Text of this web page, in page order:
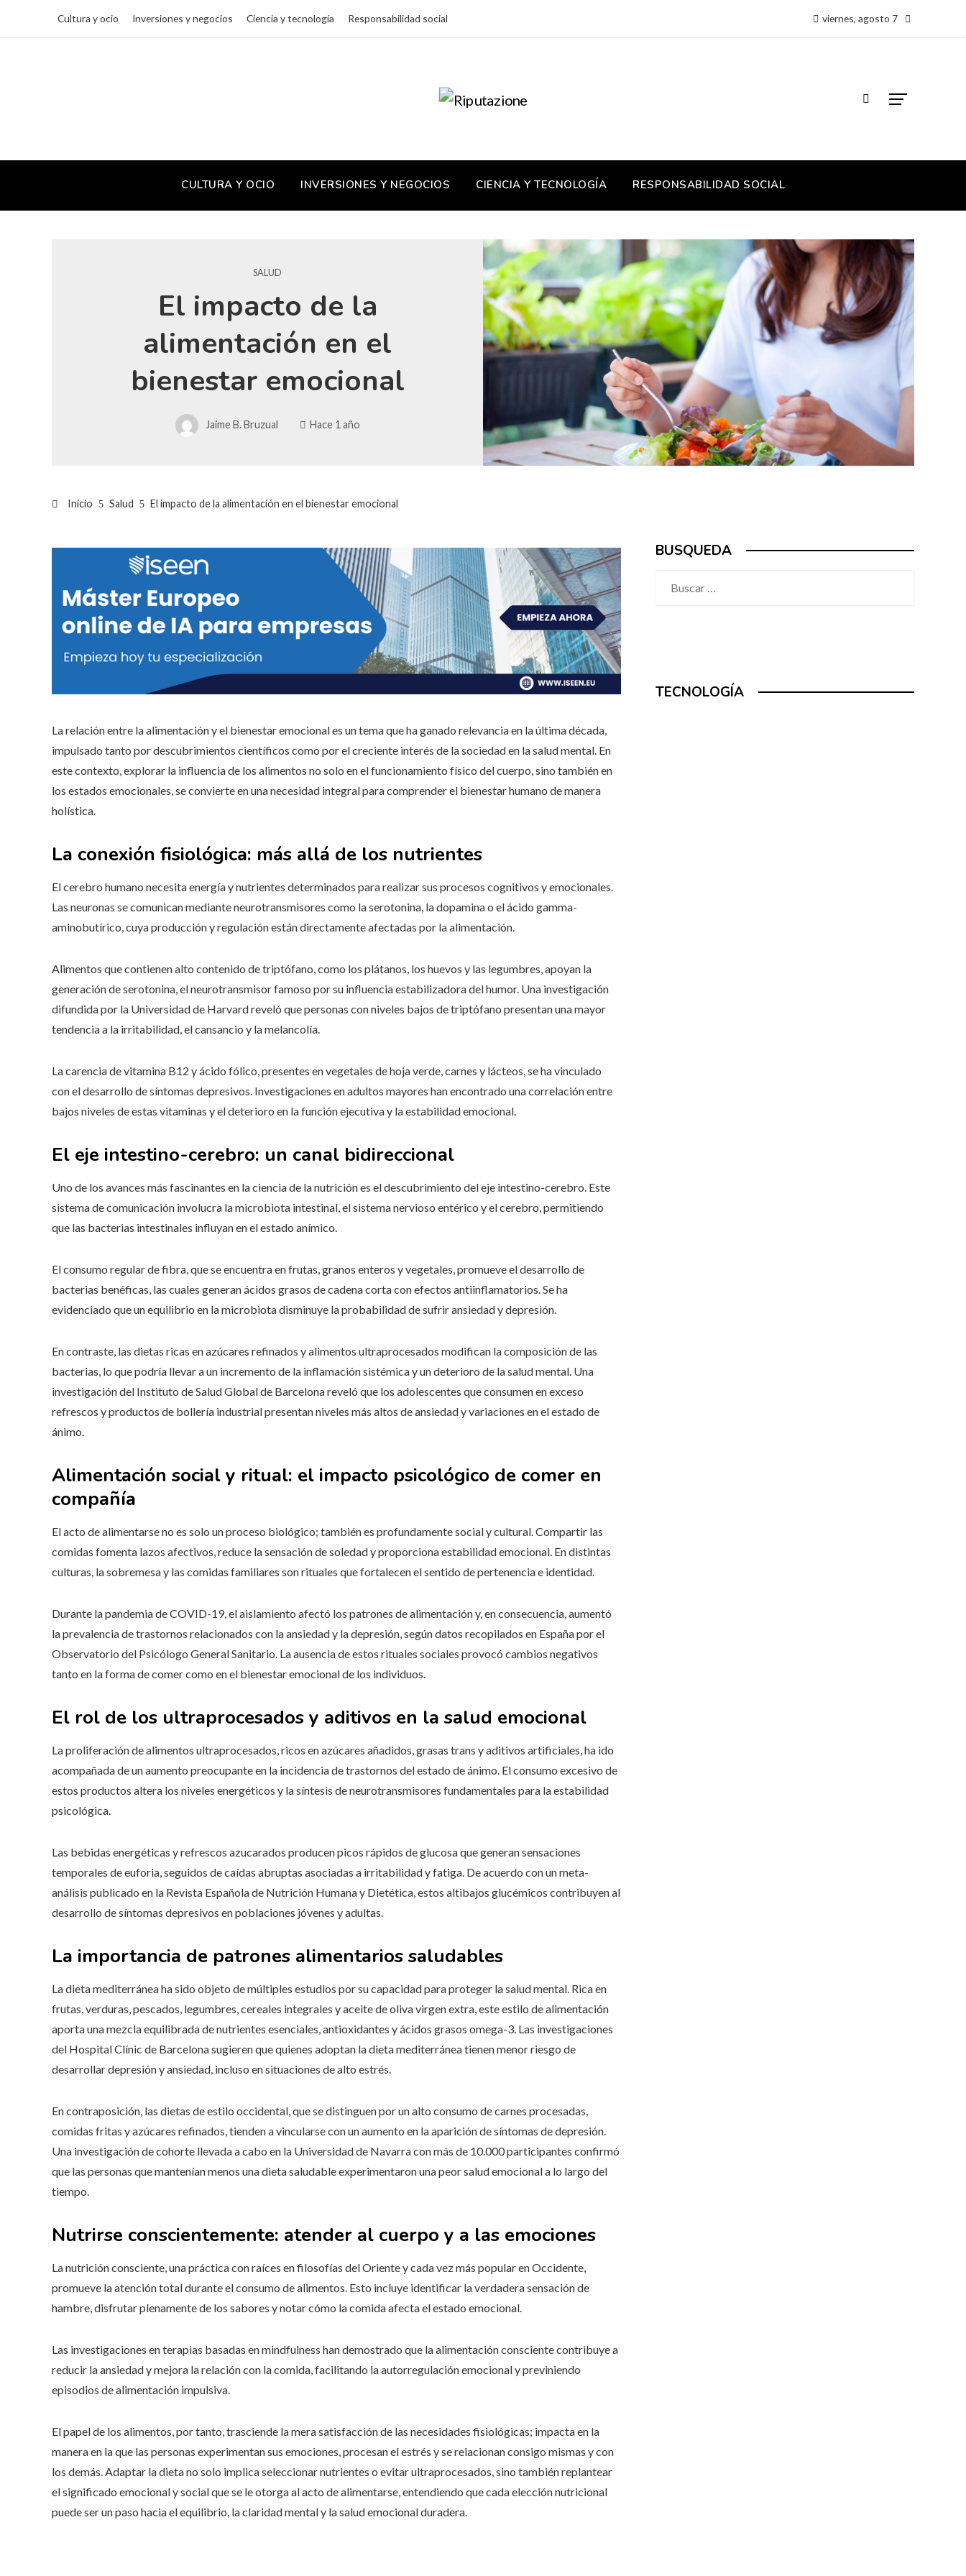
Cultura y ocio Inversiones y negocios Ciencia y tecnología Responsabilidad social viernes, agosto 7
CULTURA Y OCIO INVERSIONES Y NEGOCIOS CIENCIA Y TECNOLOGÍA RESPONSABILIDAD SOCIAL
SALUD
El impacto de la
alimentación en el
bienestar emocional
Jaime B. Bruzual Hace 1 año
Inicio Salud El impacto de la alimentación en el bienestar emocional
La relación entre la alimentación y el bienestar emocional es un tema que ha ganado relevancia en la última década,
impulsado tanto por descubrimientos científicos como por el creciente interés de la sociedad en la salud mental. En
este contexto, explorar la influencia de los alimentos no solo en el funcionamiento físico del cuerpo, sino también en
los estados emocionales, se convierte en una necesidad integral para comprender el bienestar humano de manera
holística.
La conexión fisiológica: más allá de los nutrientes
El cerebro humano necesita energía y nutrientes determinados para realizar sus procesos cognitivos y emocionales.
Las neuronas se comunican mediante neurotransmisores como la serotonina, la dopamina o el ácido gamma-
aminobutírico, cuya producción y regulación están directamente afectadas por la alimentación.
Alimentos que contienen alto contenido de triptófano, como los plátanos, los huevos y las legumbres, apoyan la
generación de serotonina, el neurotransmisor famoso por su influencia estabilizadora del humor. Una investigación
difundida por la Universidad de Harvard reveló que personas con niveles bajos de triptófano presentan una mayor
tendencia a la irritabilidad, el cansancio y la melancolía.
La carencia de vitamina B12 y ácido fólico, presentes en vegetales de hoja verde, carnes y lácteos, se ha vinculado
con el desarrollo de síntomas depresivos. Investigaciones en adultos mayores han encontrado una correlación entre
bajos niveles de estas vitaminas y el deterioro en la función ejecutiva y la estabilidad emocional.
El eje intestino-cerebro: un canal bidireccional
Uno de los avances más fascinantes en la ciencia de la nutrición es el descubrimiento del eje intestino-cerebro. Este
sistema de comunicación involucra la microbiota intestinal, el sistema nervioso entérico y el cerebro, permitiendo
que las bacterias intestinales influyan en el estado anímico.
El consumo regular de fibra, que se encuentra en frutas, granos enteros y vegetales, promueve el desarrollo de
bacterias benéficas, las cuales generan ácidos grasos de cadena corta con efectos antiinflamatorios. Se ha
evidenciado que un equilibrio en la microbiota disminuye la probabilidad de sufrir ansiedad y depresión.
En contraste, las dietas ricas en azúcares refinados y alimentos ultraprocesados modifican la composición de las
bacterias, lo que podría llevar a un incremento de la inflamación sistémica y un deterioro de la salud mental. Una
investigación del Instituto de Salud Global de Barcelona reveló que los adolescentes que consumen en exceso
refrescos y productos de bollería industrial presentan niveles más altos de ansiedad y variaciones en el estado de
ánimo.
Alimentación social y ritual: el impacto psicológico de comer en
compañía
El acto de alimentarse no es solo un proceso biológico; también es profundamente social y cultural. Compartir las
comidas fomenta lazos afectivos, reduce la sensación de soledad y proporciona estabilidad emocional. En distintas
culturas, la sobremesa y las comidas familiares son rituales que fortalecen el sentido de pertenencia e identidad.
Durante la pandemia de COVID-19, el aislamiento afectó los patrones de alimentación y, en consecuencia, aumentó
la prevalencia de trastornos relacionados con la ansiedad y la depresión, según datos recopilados en España por el
Observatorio del Psicólogo General Sanitario. La ausencia de estos rituales sociales provocó cambios negativos
tanto en la forma de comer como en el bienestar emocional de los individuos.
El rol de los ultraprocesados y aditivos en la salud emocional
La proliferación de alimentos ultraprocesados, ricos en azúcares añadidos, grasas trans y aditivos artificiales, ha ido
acompañada de un aumento preocupante en la incidencia de trastornos del estado de ánimo. El consumo excesivo de
estos productos altera los niveles energéticos y la síntesis de neurotransmisores fundamentales para la estabilidad
psicológica.
Las bebidas energéticas y refrescos azucarados producen picos rápidos de glucosa que generan sensaciones
temporales de euforia, seguidos de caídas abruptas asociadas a irritabilidad y fatiga. De acuerdo con un meta-
análisis publicado en la Revista Española de Nutrición Humana y Dietética, estos altibajos glucémicos contribuyen al
desarrollo de síntomas depresivos en poblaciones jóvenes y adultas.
La importancia de patrones alimentarios saludables
La dieta mediterránea ha sido objeto de múltiples estudios por su capacidad para proteger la salud mental. Rica en
frutas, verduras, pescados, legumbres, cereales integrales y aceite de oliva virgen extra, este estilo de alimentación
aporta una mezcla equilibrada de nutrientes esenciales, antioxidantes y ácidos grasos omega-3. Las investigaciones
del Hospital Clínic de Barcelona sugieren que quienes adoptan la dieta mediterránea tienen menor riesgo de
desarrollar depresión y ansiedad, incluso en situaciones de alto estrés.
En contraposición, las dietas de estilo occidental, que se distinguen por un alto consumo de carnes procesadas,
comidas fritas y azúcares refinados, tienden a vincularse con un aumento en la aparición de síntomas de depresión.
Una investigación de cohorte llevada a cabo en la Universidad de Navarra con más de 10.000 participantes confirmó
que las personas que mantenían menos una dieta saludable experimentaron una peor salud emocional a lo largo del
tiempo.
Nutrirse conscientemente: atender al cuerpo y a las emociones
La nutrición consciente, una práctica con raíces en filosofías del Oriente y cada vez más popular en Occidente,
promueve la atención total durante el consumo de alimentos. Esto incluye identificar la verdadera sensación de
hambre, disfrutar plenamente de los sabores y notar cómo la comida afecta el estado emocional.
Las investigaciones en terapias basadas en mindfulness han demostrado que la alimentación consciente contribuye a
reducir la ansiedad y mejora la relación con la comida, facilitando la autorregulación emocional y previniendo
episodios de alimentación impulsiva.
El papel de los alimentos, por tanto, trasciende la mera satisfacción de las necesidades fisiológicas; impacta en la
manera en la que las personas experimentan sus emociones, procesan el estrés y se relacionan consigo mismas y con
los demás. Adaptar la dieta no solo implica seleccionar nutrientes o evitar ultraprocesados, sino también replantear
el significado emocional y social que se le otorga al acto de alimentarse, entendiendo que cada elección nutricional
puede ser un paso hacia el equilibrio, la claridad mental y la salud emocional duradera.
BUSQUEDA
TECNOLOGÍA